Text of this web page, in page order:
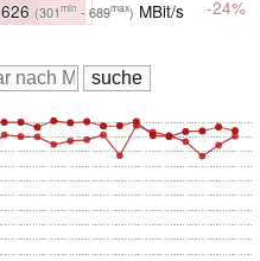
626 (301min- 689max) MBit/s -24%